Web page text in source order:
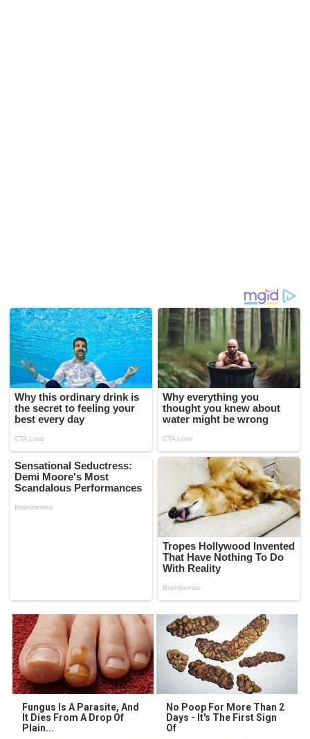
Fungus Is A Parasite, And
It Dies From A Drop Of
Plain...
No Poop For More Than 2
Days - It's The First Sign
Of